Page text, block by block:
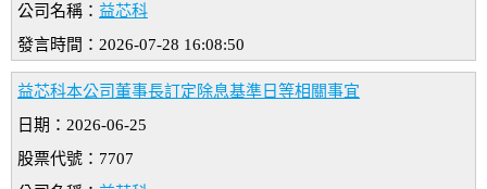
公司名稱： 益芯科
發言時間：2026-07-28 16:08:50
益芯科本公司董事長訂定除息基準日等相關事宜
日期：2026-06-25
股票代號：7707